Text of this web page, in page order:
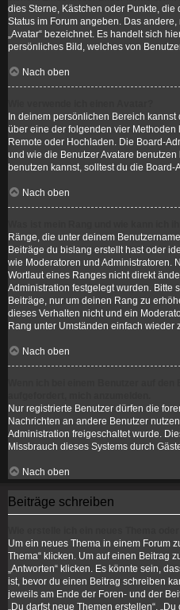
dies Sterne, Kästchen oder Punkte,
Status im Forum angeben. Das
„Avatar“ bezeichnet. Es handelt sich
persönliches Bild, welches von
Nach oben
In deinem persönlichen Bereich kannst
über eine der folgenden vier Methoden
Remote oder Hochladen. Die Board-
und wie die Benutzer Avatare
benutzen kannst, solltest du die
Nach oben
Ränge, die unter deinem
Beiträge du bislang erstellt hast oder
wie Moderatoren und Administratoren.
Wortlaut eines Ranges nicht direkt
Administration festgelegt wurden. Bitte
Beiträge, nur um deinen Rang zu
dieses Verhalten nicht und ein
Rang unter Umständen einfach wieder
Nach oben
Nur registrierte Benutzer dürfen die
Nachrichten an andere Benutzer
Administration freigeschaltet wurde.
Missbrauch dieses Systems durch
Nach oben
Beiträge schreiben
Um ein neues Thema in einem Forum
Thema“ klicken. Um auf einen Beitrag
„Antworten“ klicken. Es könnte sein,
ist, bevor du einen Beitrag schreiben
jeweils am Ende der Foren- und der
„Du darfst neue Themen erstellen“,